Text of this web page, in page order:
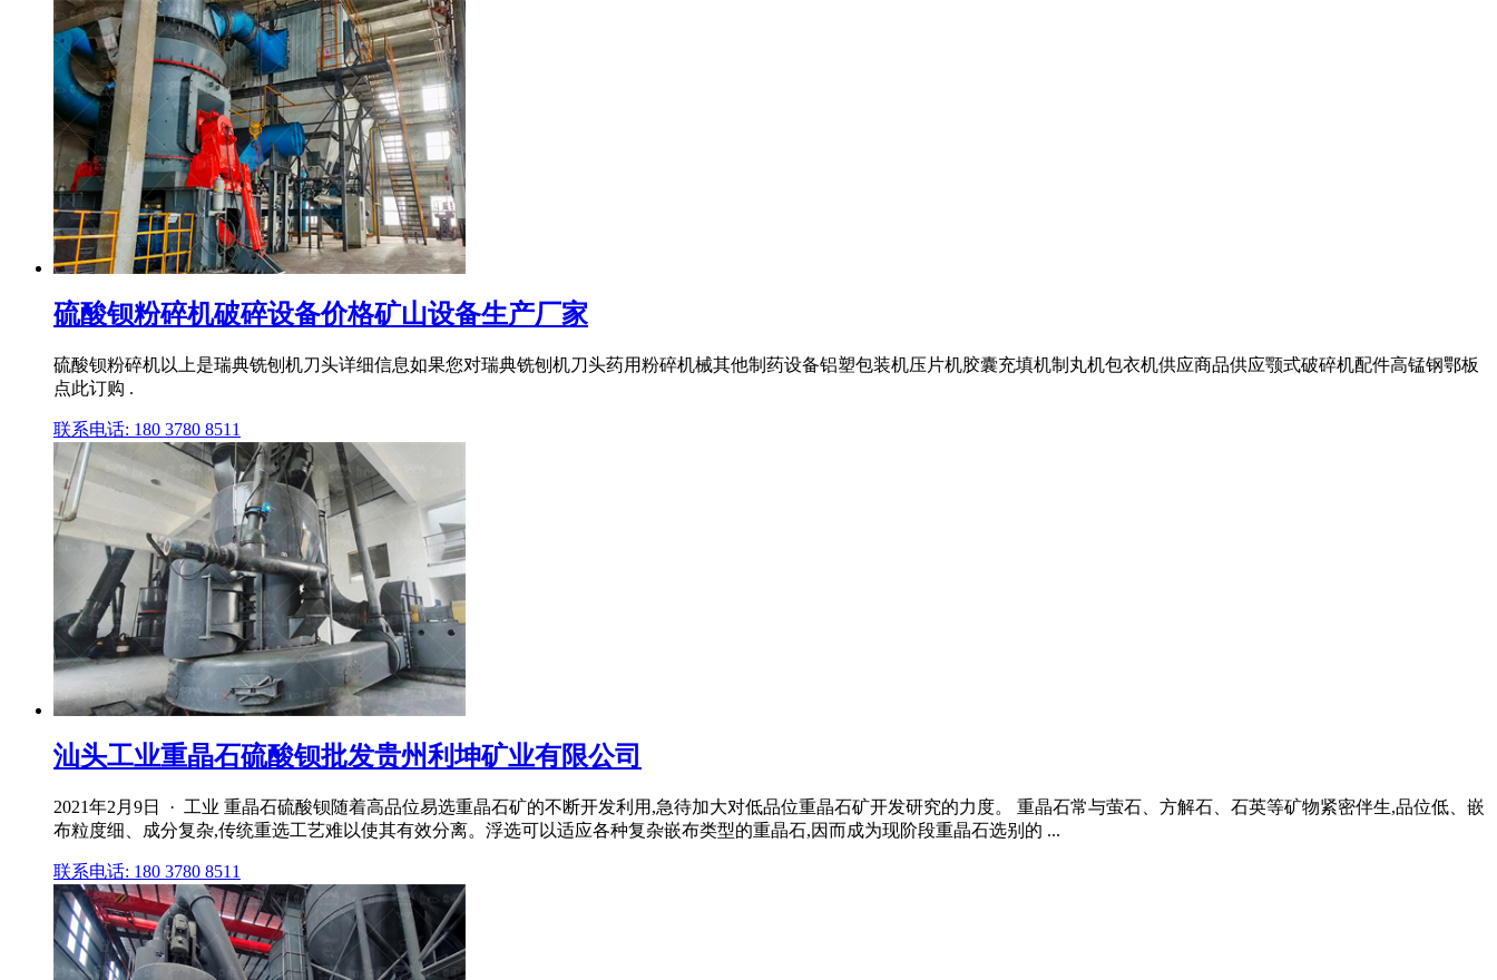
硫酸钡粉碎机破碎设备价格矿山设备生产厂家
硫酸钡粉碎机以上是瑞典铣刨机刀头详细信息如果您对瑞典铣刨机刀头药用粉碎机械其他制药设备铝塑包装机压片机胶囊充填机制丸机包衣机供应商品供应颚式破碎机配件高锰钢鄂板
点此订购 .
联系电话: 180 3780 8511
汕头工业重晶石硫酸钡批发贵州利坤矿业有限公司
2021年2月9日 · 工业 重晶石硫酸钡随着高品位易选重晶石矿的不断开发利用,急待加大对低品位重晶石矿开发研究的力度。 重晶石常与萤石、方解石、石英等矿物紧密伴生,品位低、嵌
布粒度细、成分复杂,传统重选工艺难以使其有效分离。浮选可以适应各种复杂嵌布类型的重晶石,因而成为现阶段重晶石选别的 ...
联系电话: 180 3780 8511